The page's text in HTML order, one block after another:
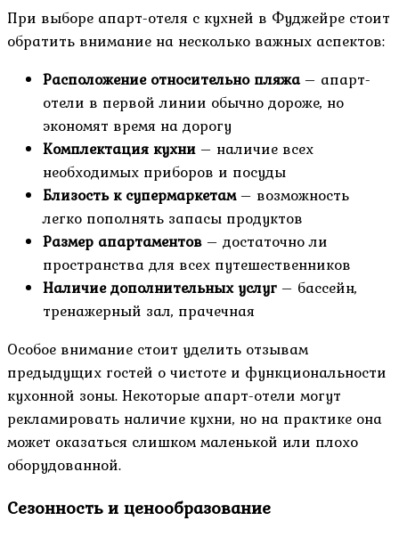
При выборе апарт-отеля с кухней в Фуджейре стоит
обратить внимание на несколько важных аспектов:
Расположение относительно пляжа– апарт-
отели в первой линии обычно дороже, но
экономят время на дорогу
Комплектация кухни – наличие всех
необходимых приборов и посуды
Близость к супермаркетам– возможность
легко пополнять запасы продуктов
Размер апартаментов – достаточно ли
пространства для всех путешественников
Наличие дополнительных услуг – бассейн,
тренажерный зал, прачечная
Особое внимание стоит уделить отзывам
предыдущих гостей о чистоте и функциональности
кухонной зоны. Некоторые апарт-отели могут
рекламировать наличие кухни, но на практике она
может оказаться слишком маленькой или плохо
оборудованной.
Сезонность и ценообразование